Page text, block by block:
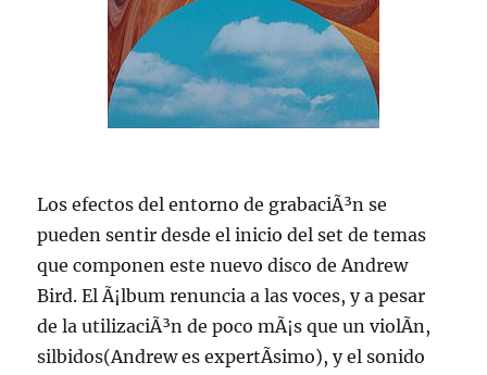
Los efectos del entorno de grabaciÃ³n se
pueden sentir desde el inicio del set de temas
que componen este nuevo disco de Andrew
Bird. El Ã¡lbum renuncia a las voces, y a pesar
de la utilizaciÃ³n de poco mÃ¡s que un violÃ­n,
silbidos(Andrew es expertÃ­simo), y el sonido